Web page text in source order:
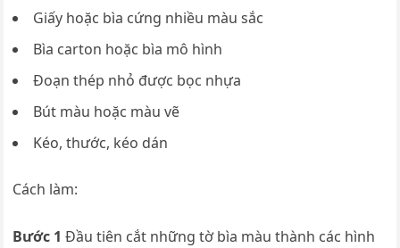
Giấy hoặc bìa cứng nhiều màu sắc
Bìa carton hoặc bìa mô hình
Đoạn thép nhỏ được bọc nhựa
Bút màu hoặc màu vẽ
Kéo, thước, kéo dán
Cách làm:
Bước 1 Đầu tiên cắt những tờ bìa màu thành các hình